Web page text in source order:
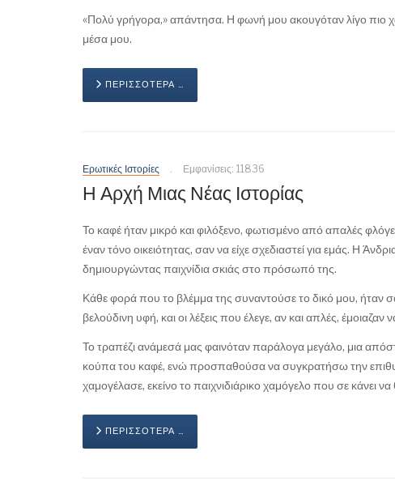
«Πολύ γρήγορα,» απάντησα. Η φωνή μου ακουγόταν λίγο
μέσα μου.
ΠΕΡΙΣΣΌΤΕΡΑ …
Ερωτικές Ιστορίες Εμφανίσεις: 11836
Η Αρχή Μιας Νέας Ιστορίας
Το καφέ ήταν μικρό και φιλόξενο, φωτισμένο από απαλές
έναν τόνο οικειότητας, σαν να είχε σχεδιαστεί για εμάς. Η
δημιουργώντας παιχνίδια σκιάς στο πρόσωπό της.
Κάθε φορά που το βλέμμα της συναντούσε το δικό μου, ήταν
βελούδινη υφή, και οι λέξεις που έλεγε, αν και απλές,
Το τραπέζι ανάμεσά μας φαινόταν παράλογα μεγάλο, μια
κούπα του καφέ, ενώ προσπαθούσα να συγκρατήσω την
χαμογέλασε, εκείνο το παιχνιδιάρικο χαμόγελο που σε κάνει να
ΠΕΡΙΣΣΌΤΕΡΑ …